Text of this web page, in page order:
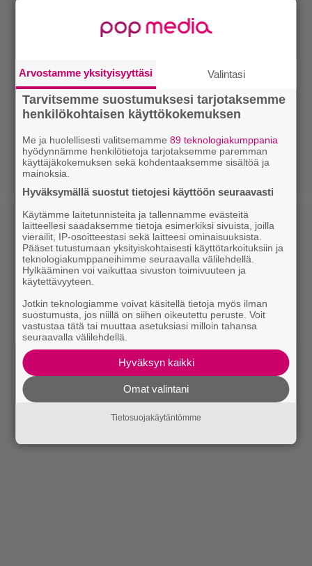
Arvostamme yksityisyyttäsi Valintasi
Tarvitsemme suostumuksesi tarjotaksemme
henkilökohtaisen käyttökokemuksen
Me ja huolellisesti valitsemamme89 teknologiakumppania
hyödynnämme henkilötietoja tarjotaksemme paremman
käyttäjäkokemuksen sekä kohdentaaksemme sisältöä ja
mainoksia.
Hyväksymällä suostut tietojesi käyttöön seuraavasti
Käytämme laitetunnisteita ja tallennamme evästeitä
laitteellesi saadaksemme tietoja esimerkiksi sivuista, joilla
vierailit, IP-osoitteestasi sekä laitteesi ominaisuuksista.
Pääset tutustumaan yksityiskohtaisesti käyttötarkoituksiin ja
teknologiakumppaneihimme seuraavalla välilehdellä.
Hylkääminen voi vaikuttaa sivuston toimivuuteen ja
käytettävyyteen.
Jotkin teknologiamme voivat käsitellä tietoja myös ilman
suostumusta, jos niillä on siihen oikeutettu peruste. Voit
vastustaa tätä tai muuttaa asetuksiasi milloin tahansa
seuraavalla välilehdellä.
Hyväksyn kaikki
Omat valintani
Tietosuojakäytäntömme